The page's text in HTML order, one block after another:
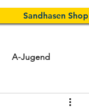
Sandhasen Shop
A-Jugend